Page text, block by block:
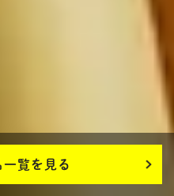
覧を見る